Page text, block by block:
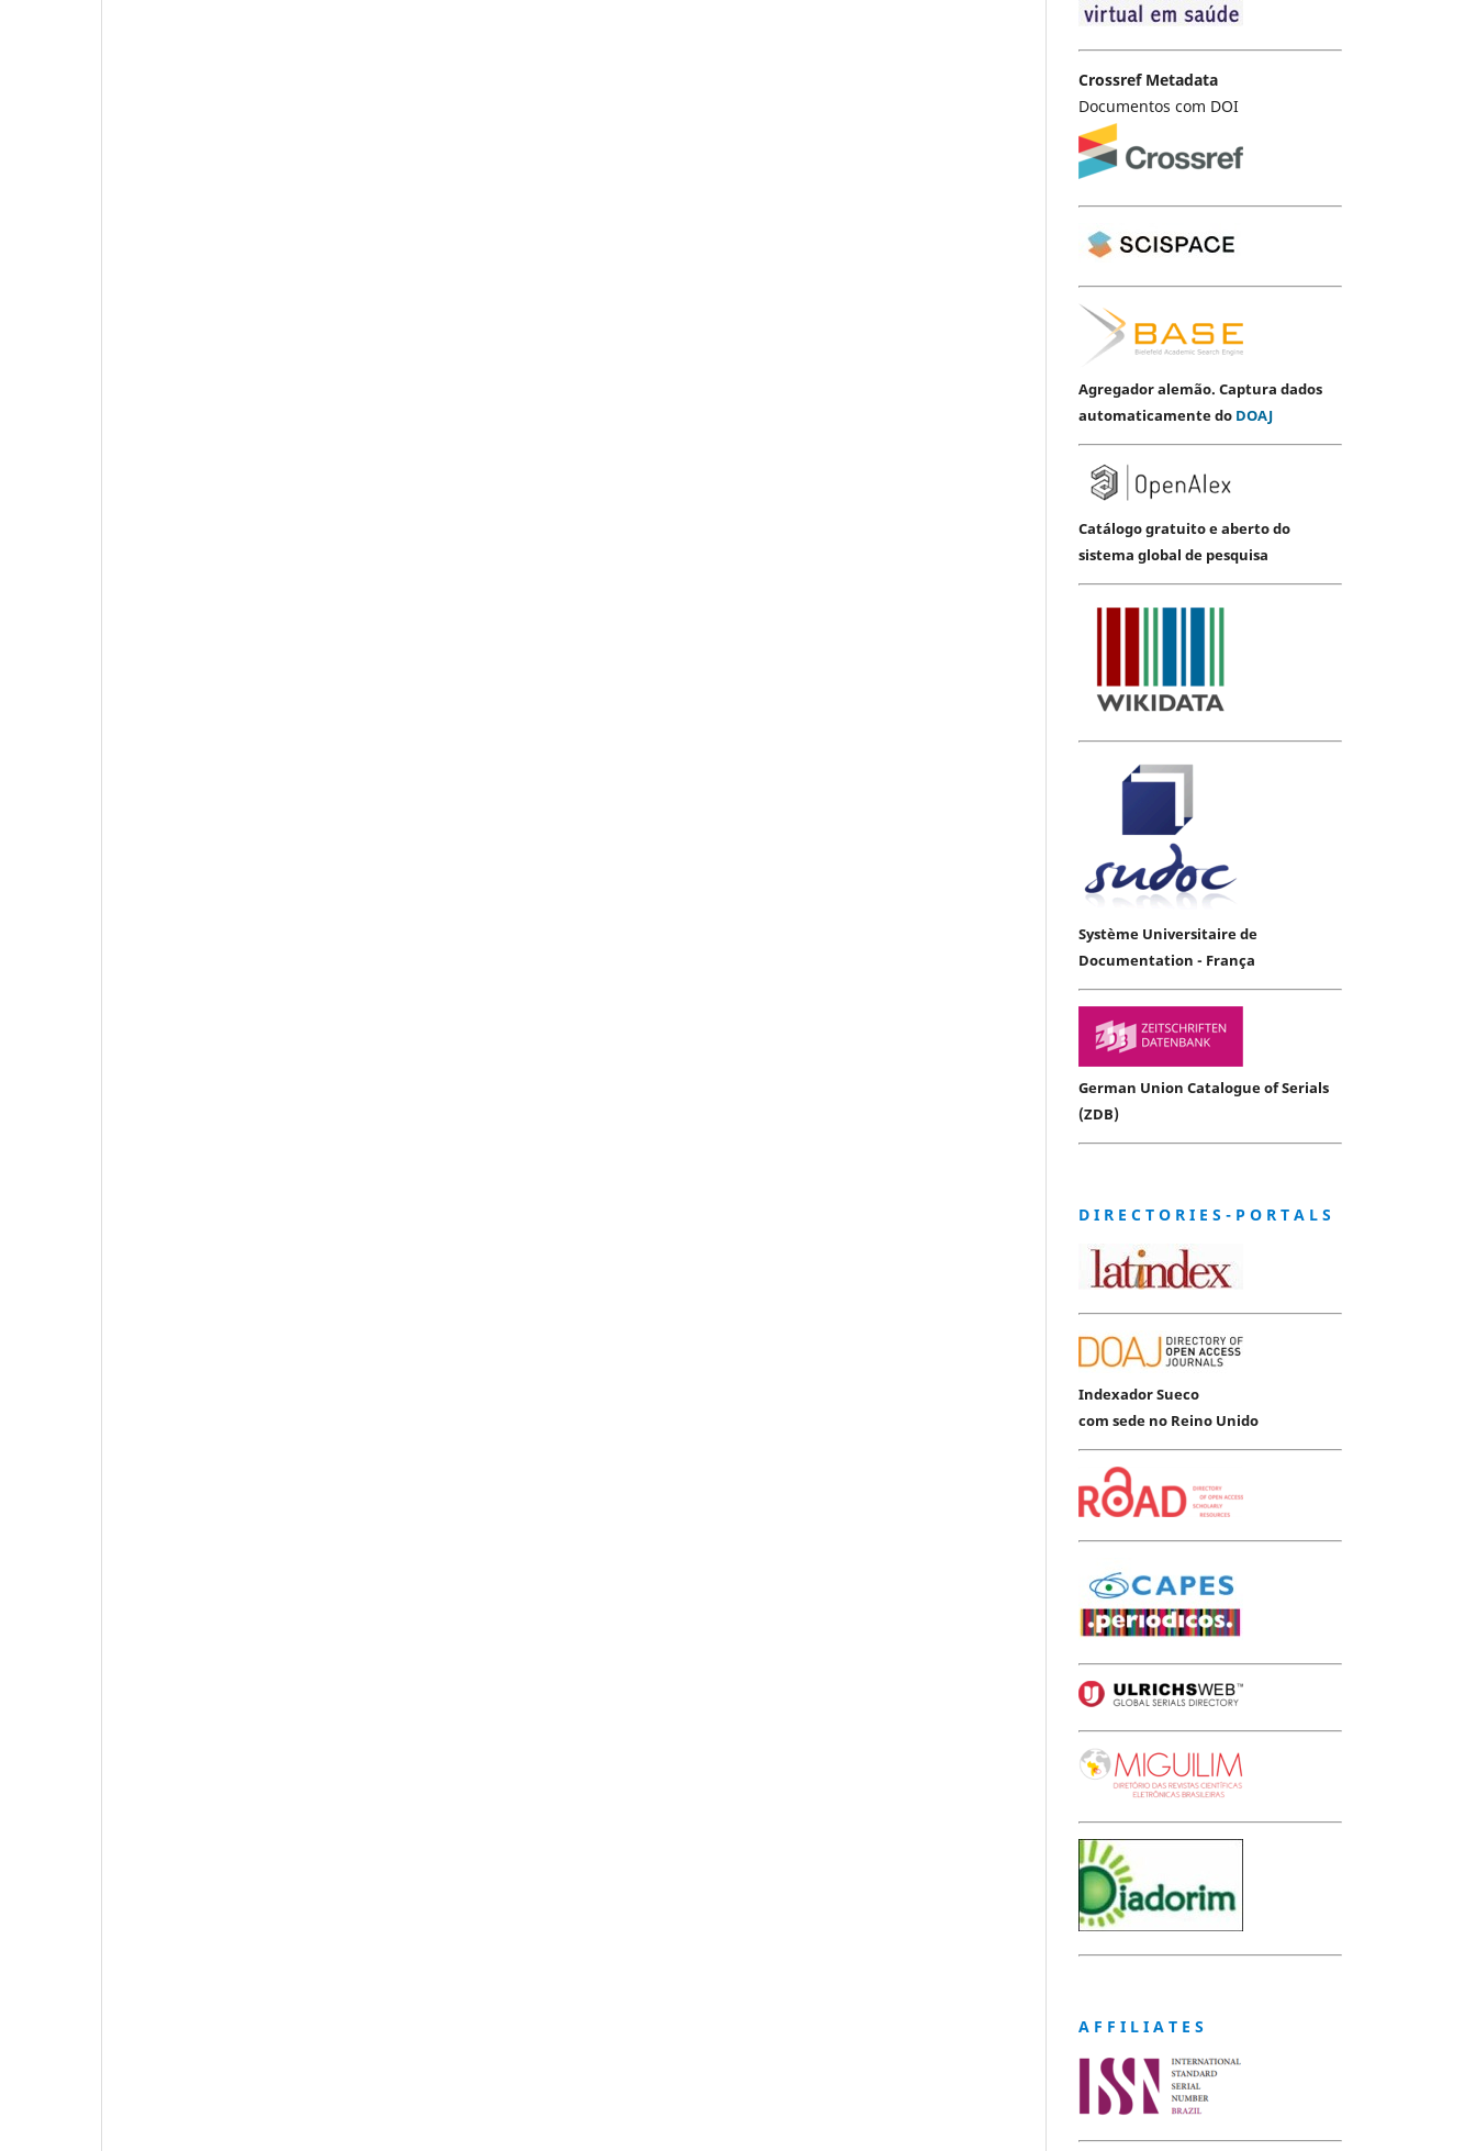
Crossref Metadata
Documentos com DOI
Agregador alemão. Captura dados
automaticamente do DOAJ
Catálogo gratuito e aberto do
sistema global de pesquisa
Système Universitaire de
Documentation - França
German Union Catalogue of Serials
(ZDB)
D I R E C T O R I E S - P O R T A L S
Indexador Sueco
com sede no Reino Unido
A F F I L I A T E S